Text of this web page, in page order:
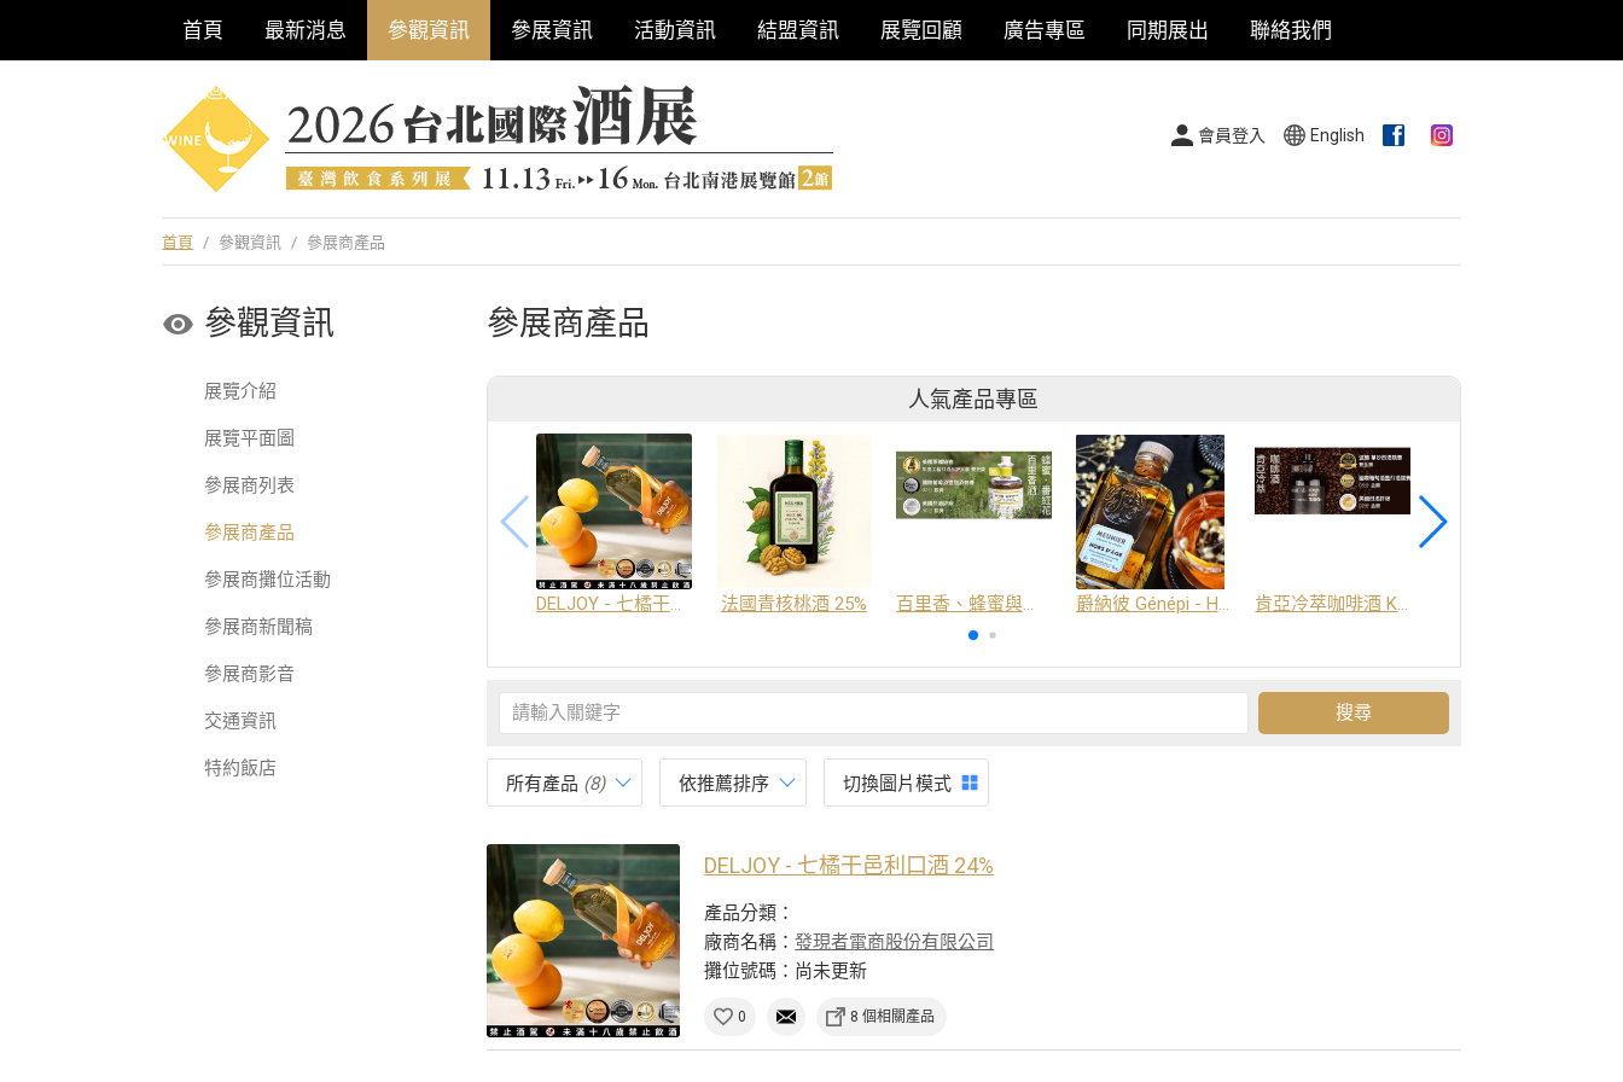
首頁 最新消息 參觀資訊 參展資訊 活動資訊 結盟資訊 展覽回顧 廣告專區 同期展出 聯絡我們
巡迴酒展系列
會員登入 English
首頁 / 參觀資訊 / 參展商產品
參觀資訊
展覽介紹
展覽平面圖
參展商列表
參展商產品
參展商攤位活動
參展商新聞稿
參展商影音
交通資訊
特約飯店
參展商產品
人氣產品專區
DELJOY - 七橘干邑利口酒 24% 法國青核桃酒 25% 百里香、蜂蜜與番紅花酒 爵納彼 Génépi - Hors d'Age (橡木桶陳釀) -阿爾卑斯山草本酒 肯亞冷萃咖啡酒 Kenya Coffee Brew
所有產品 (8) 依推薦排序 切換圖片模式
DELJOY - 七橘干邑利口酒 24%
產品分類：
廠商名稱：發現者電商股份有限公司
攤位號碼：尚未更新
0 8 個相關產品